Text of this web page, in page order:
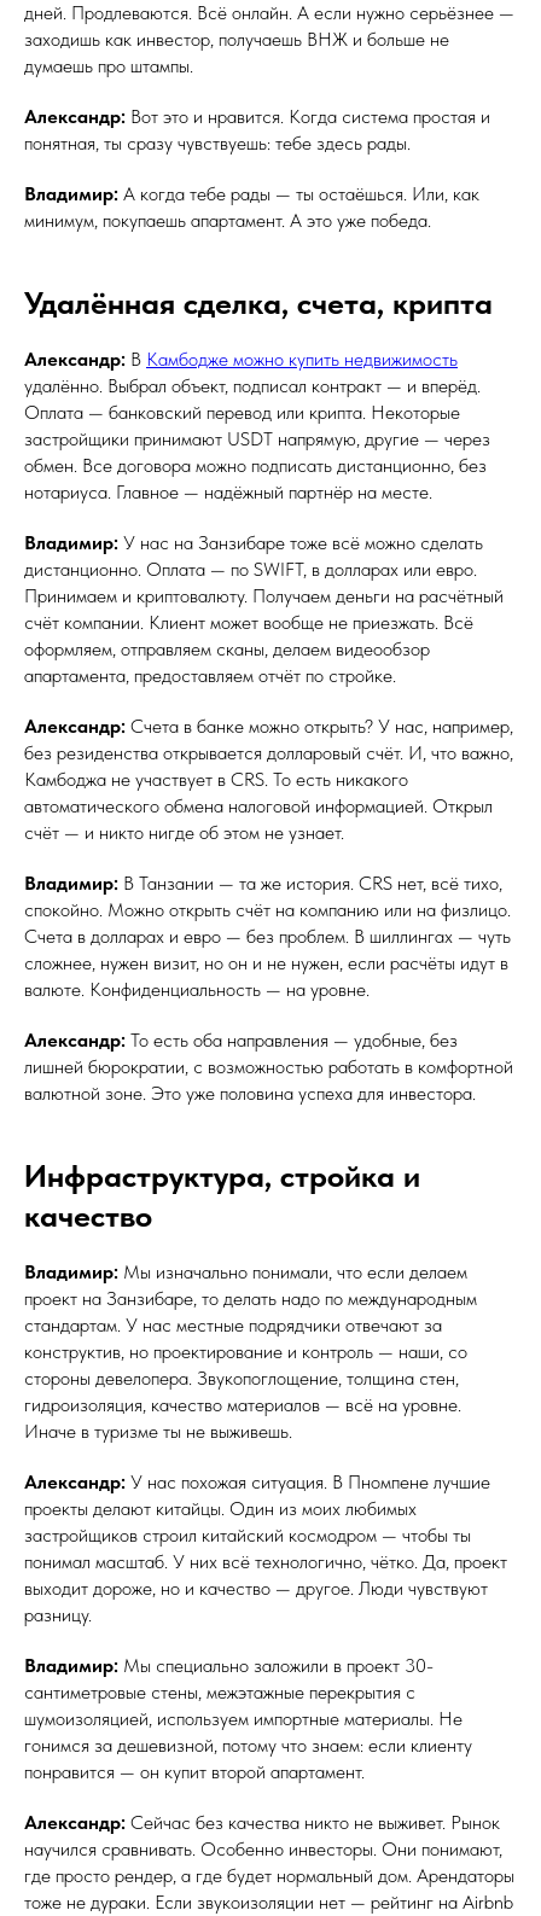
дней. Продлеваются. Всё онлайн. А если нужно серьёзнее —
заходишь как инвестор, получаешь ВНЖ и больше не
думаешь про штампы.
Александр: Вот это и нравится. Когда система простая и
понятная, ты сразу чувствуешь: тебе здесь рады.
Владимир: А когда тебе рады — ты остаёшься. Или, как
минимум, покупаешь апартамент. А это уже победа.
Удалённая сделка, счета, крипта
Александр: В Камбодже можно купить недвижимость
удалённо. Выбрал объект, подписал контракт — и вперёд.
Оплата — банковский перевод или крипта. Некоторые
застройщики принимают USDT напрямую, другие — через
обмен. Все договора можно подписать дистанционно, без
нотариуса. Главное — надёжный партнёр на месте.
Владимир: У нас на Занзибаре тоже всё можно сделать
дистанционно. Оплата — по SWIFT, в долларах или евро.
Принимаем и криптовалюту. Получаем деньги на расчётный
счёт компании. Клиент может вообще не приезжать. Всё
оформляем, отправляем сканы, делаем видеообзор
апартамента, предоставляем отчёт по стройке.
Александр: Счета в банке можно открыть? У нас, например,
без резиденства открывается долларовый счёт. И, что важно,
Камбоджа не участвует в CRS. То есть никакого
автоматического обмена налоговой информацией. Открыл
счёт — и никто нигде об этом не узнает.
Владимир: В Танзании — та же история. CRS нет, всё тихо,
спокойно. Можно открыть счёт на компанию или на физлицо.
Счета в долларах и евро — без проблем. В шиллингах — чуть
сложнее, нужен визит, но он и не нужен, если расчёты идут в
валюте. Конфиденциальность — на уровне.
Александр: То есть оба направления — удобные, без
лишней бюрократии, с возможностью работать в комфортной
валютной зоне. Это уже половина успеха для инвестора.
Инфраструктура, стройка и
качество
Владимир: Мы изначально понимали, что если делаем
проект на Занзибаре, то делать надо по международным
стандартам. У нас местные подрядчики отвечают за
конструктив, но проектирование и контроль — наши, со
стороны девелопера. Звукопоглощение, толщина стен,
гидроизоляция, качество материалов — всё на уровне.
Иначе в туризме ты не выживешь.
Александр: У нас похожая ситуация. В Пномпене лучшие
проекты делают китайцы. Один из моих любимых
застройщиков строил китайский космодром — чтобы ты
понимал масштаб. У них всё технологично, чётко. Да, проект
выходит дороже, но и качество — другое. Люди чувствуют
разницу.
Владимир: Мы специально заложили в проект 30-
сантиметровые стены, межэтажные перекрытия с
шумоизоляцией, используем импортные материалы. Не
гонимся за дешевизной, потому что знаем: если клиенту
понравится — он купит второй апартамент.
Александр: Сейчас без качества никто не выживет. Рынок
научился сравнивать. Особенно инвесторы. Они понимают,
где просто рендер, а где будет нормальный дом. Арендаторы
тоже не дураки. Если звукоизоляции нет — рейтинг на Airbnb